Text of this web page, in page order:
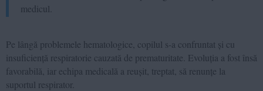
medicul.
Pe lângă problemele hematologice, copilul s-a confruntat și cu
insuficiență respiratorie cauzată de prematuritate. Evoluția a fost însă
favorabilă, iar echipa medicală a reușit, treptat, să renunțe la
suportul respirator.